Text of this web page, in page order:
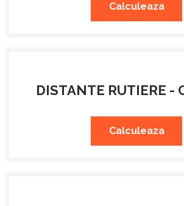
Calculeaza
DISTANTE RUTIERE -
Calculeaza